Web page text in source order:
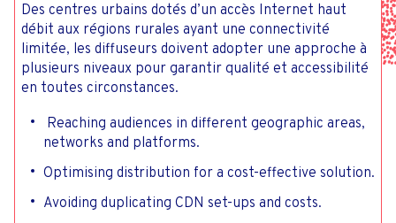
Des centres urbains dotés d’un accès Internet haut
débit aux régions rurales ayant une connectivité
limitée, les diffuseurs doivent adopter une approche à
plusieurs niveaux pour garantir qualité et accessibilité
en toutes circonstances.
Reaching audiences in different geographic areas,
networks and platforms.
Optimising distribution for a cost-effective solution.
Avoiding duplicating CDN set-ups and costs.